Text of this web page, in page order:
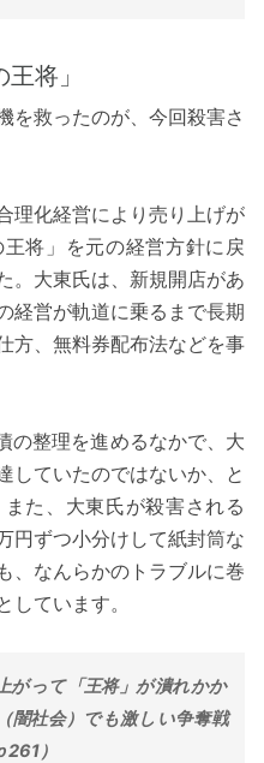
将」
を救ったのが、今回殺害さ
理化経営により売り上げが
将」を元の経営方針に戻
。大東氏は、新規開店があ
経営が軌道に乗るまで長期
方、無料券配布法などを事
の整理を進めるなかで、大
していたのではないか、と
た、大東氏が殺害される
円ずつ小分けして紙封筒な
、なんらかのトラブルに巻
しています。
がって「王将」が潰れかか
闇社会）でも激しい争奪戦
）